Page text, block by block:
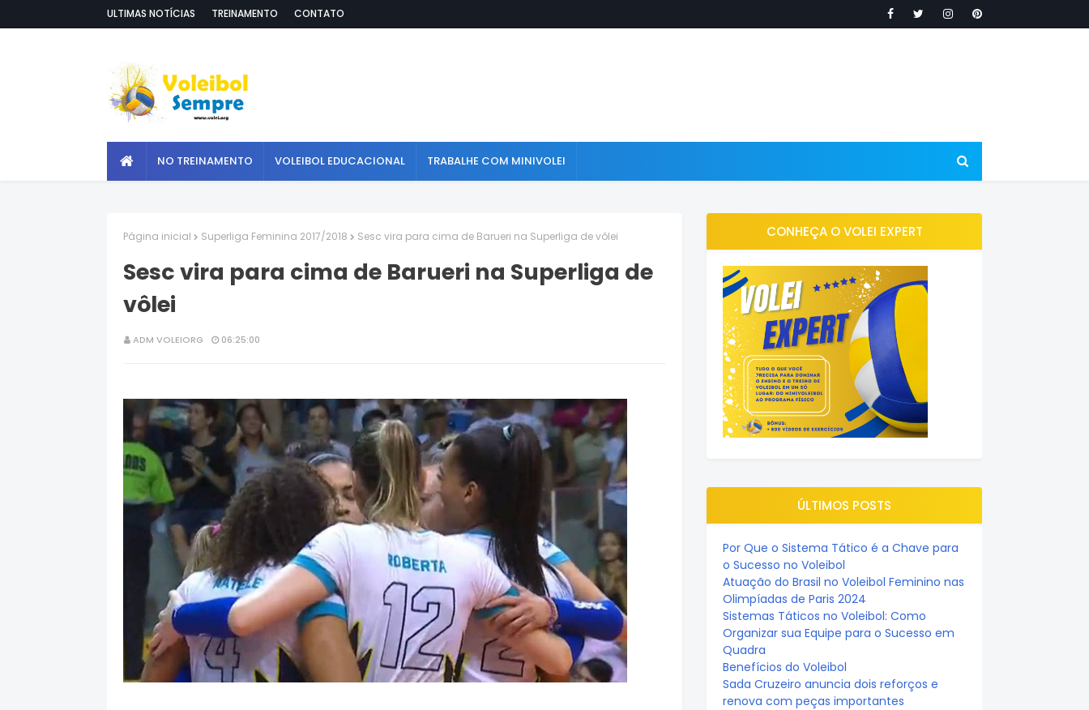
ULTIMAS NOTÍCIAS TREINAMENTO CONTATO
NO TREINAMENTO VOLEIBOL EDUCACIONAL TRABALHE COM MINIVOLEI
Página inicial Superliga Feminina 2017/2018 Sesc vira para cima de Barueri na Superliga de vôlei
Sesc vira para cima de Barueri na Superliga de
vôlei
ADM VOLEIORG 06:25:00
CONHEÇA O VOLEI EXPERT
ÚLTIMOS POSTS
Por Que o Sistema Tático é a Chave para
o Sucesso no Voleibol
Atuação do Brasil no Voleibol Feminino nas
Olimpíadas de Paris 2024
Sistemas Táticos no Voleibol: Como
Organizar sua Equipe para o Sucesso em
Quadra
Benefícios do Voleibol
Sada Cruzeiro anuncia dois reforços e
renova com peças importantes